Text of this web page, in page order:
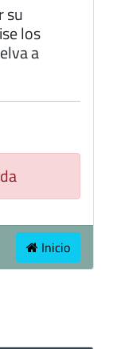
su
los
a
Inicio